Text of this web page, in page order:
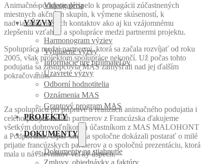
Videogaléria
VÝZVY
Harmonogram výziev
Vyhlásené výzvy
Informácie pre prijímateľov
Uzavreté výzvy
Odborní hodnotitelia
Oznámenia MAS
Grantový program MAS
PROJEKTY
DOKUMENTY
Dokumenty na stiahnutie
Animačné podujatie prispelo k propagácii zúčastnených
miestnych akčných skupín, k výmene skúseností, k
nadviazaniu nových kontaktov ako aj ku vzájomnému
zlepšeniu vzťahov a spolupráce medzi partnermi projektu.
Spolupráca medzi partnermi, ktorá sa začala rozvíjať od roku
2005, však projektom spolupráce nekončí. Už počas tohto
podujatia sa zástupcovia MAS zamýšľali nad jej ďalším
pokračovaním.
Za spoluprácu pri príprave a realizácii animačného podujatia i
celého pobytu našich partnerov z Francúzska ďakujeme
všetkým dobrovoľníkom a účastníkom z MAS MALOHONT
a Podpoľanie. Opäť sme sa spoločne dokázali postarať o milé
prijatie francúzskych partnerov a o spoločnú prezentáciu, ktorá
mala u návštevníkov veľký úspech.